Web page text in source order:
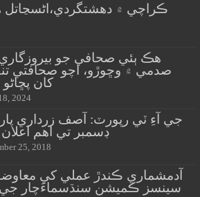
ھڪ ٻئي صحافي جو
صدمي ۾ وڇوڙو، اچو صحافتي
کان
2024
ڊسمبر تي اهم
25, 2018
آدمشماري ڪندڙ عملي کي
سينسز ڪميشن سنڌسماءَچار جي